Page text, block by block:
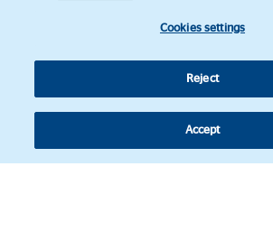
Cookies settings
Reject
Accept